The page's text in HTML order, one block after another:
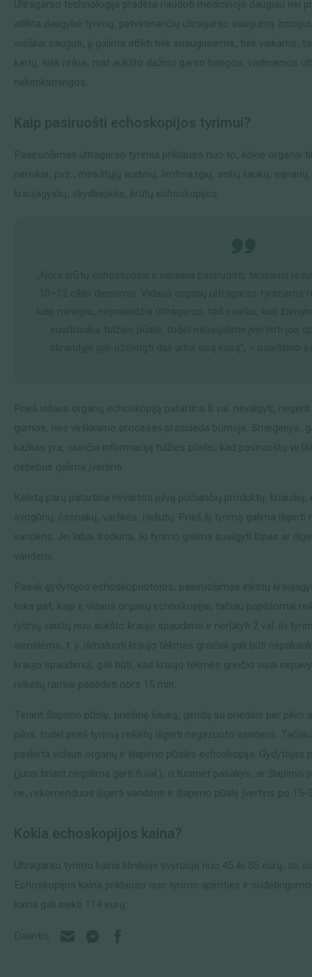
Ultragarso technologija pradėta naudoti medicinoje daugiau nei
atlikta daugybė tyrimų, patvirtinančių ultragarso saugumą
visiškai saugus, jį galima atlikti tiek suaugusiems, tiek vaikams,
kartų, kiek reikia, mat aukšto dažnio garso bangos, vadinamos
nekenksmingos.
Kaip pasiruošti echoskopijos tyrimui?
Pasiruošimas ultragarso tyrimui priklauso nuo to, kokie organai
nereikia, pvz., minkštųjų audinių, limfmazgių, seilių liaukų,
kraujagyslių, skydliaukės, krūtų echoskopijos.
Prieš vidaus organų echoskopiją patartina 8 val. nevalgyti,
gumos, nes virškinimo procesas prasideda burnoje. Smegenys,
kažkas yra, siunčia informaciją tulžies pūslei, kad pasiruoštų
nebebus galima įvertinti.
Keletą parų patartina nevartoti pilvą pučiančių produktų:
svogūnų, česnakų, varškės, riešutų. Prieš šį tyrimą galima išgerti
vandens. Jei labai troškina, iki tyrimo galima suvilgyti lūpas ar
vandens.
Pasak gydytojos echoskopuotojos, pasiruošimas inkstų
toks pat, kaip ir vidaus organų echoskopijai, tačiau papildomai
rytinių vaistų nuo aukšto kraujo spaudimo ir nerūkyti 2 val. iki
sienelėms, t. y. išmatuoti kraujo tėkmės greičiai gali būti
kraujo spaudimui, gali būti, kad kraujo tėkmės greičio visai
reikėtų ramiai pasėdėti nors 15 min.
Tiriant šlapimo pūslę, priešinę liauką, gimdą su priedais per pilvo
pilna, todėl prieš tyrimą reikėtų išgerti negazuoto vandens.
paskirta vidaus organų ir šlapimo pūslės echoskopija. Gydytojas
(juos tiriant negalima gerti 8 val.), o tuomet pasakys, ar šlapimo
ne, rekomenduos išgerti vandens ir šlapimo pūslę įvertins po
Kokia echoskopijos kaina?
Ultragarso tyrimo kaina klinikoje svyruoja nuo 45 iki 85 eurų, su
Echoskopijos kaina priklauso nuo tyrimo apimties ir
kaina gali siekti 114 eurų.
Dalintis